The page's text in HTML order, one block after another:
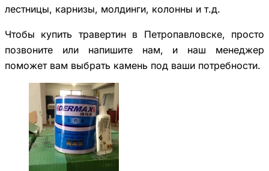
лестницы, карнизы, молдинги, колонны и т.д.
Чтобы купить травертин в Петропавловске, просто
позвоните или напишите нам, и наш менеджер
поможет вам выбрать камень под ваши потребности.